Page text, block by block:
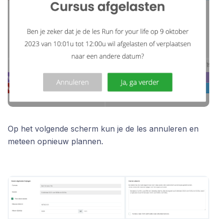
Op het volgende scherm kun je de les annuleren en
meteen opnieuw plannen.